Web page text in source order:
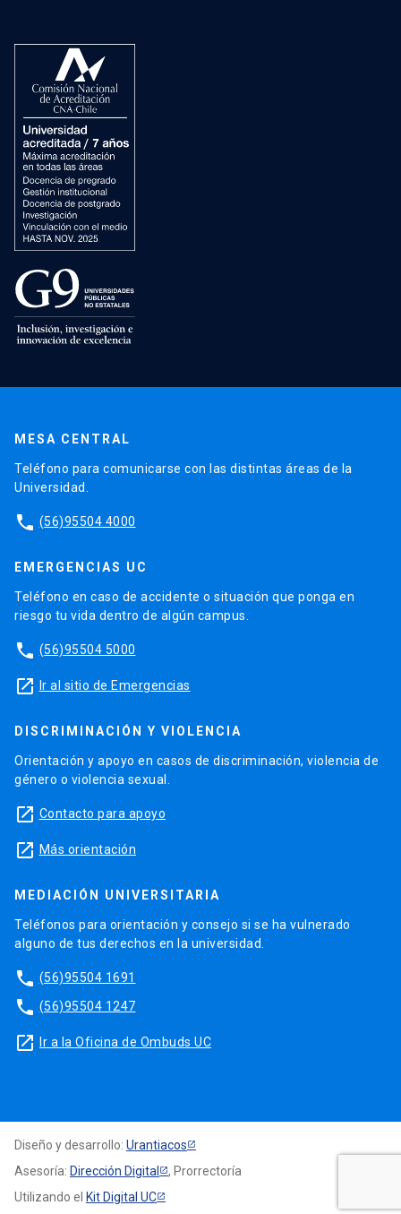
MESA CENTRAL
Teléfono para comunicarse con las distintas áreas de la
Universidad.
phone (56)95504 4000
EMERGENCIAS UC
Teléfono en caso de accidente o situación que ponga en
riesgo tu vida dentro de algún campus.
phone (56)95504 5000
launch Ir al sitio de Emergencias
DISCRIMINACIÓN Y VIOLENCIA
Orientación y apoyo en casos de discriminación, violencia de
género o violencia sexual.
launch Contacto para apoyo
launch Más orientación
MEDIACIÓN UNIVERSITARIA
Teléfonos para orientación y consejo si se ha vulnerado
alguno de tus derechos en la universidad.
phone (56)95504 1691
phone (56)95504 1247
launch Ir a la Oficina de Ombuds UC
Diseño y desarrollo: Urantiacos
Asesoría: Dirección Digital
, Prorrectoría
Utilizando el Kit Digital UC